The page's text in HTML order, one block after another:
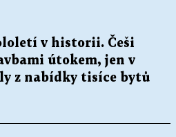
v historii. Češi
útokem, jen v
z nabídky tisíce bytů